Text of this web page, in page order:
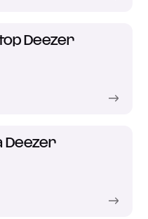
Deezer
Deezer